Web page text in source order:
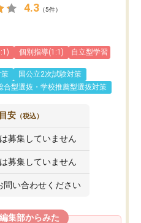
4.3 （5件）
個別指導(1:1) 自立型学習
国公立2次試験対策
合型選抜・学校推薦型選抜対策
安 （税込）
募集していません
募集していません
問い合わせください
集部からみた